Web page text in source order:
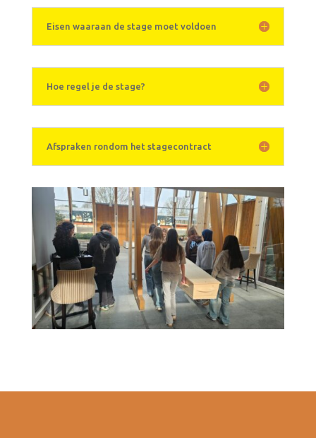
Eisen waaraan de stage moet voldoen
Hoe regel je de stage?
Afspraken rondom het stagecontract